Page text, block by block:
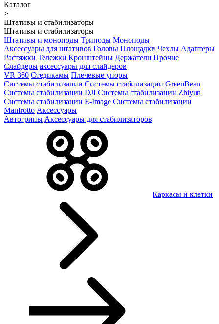
Каталог
>
Штативы и стабилизаторы
Штативы и стабилизаторы
Штативы и моноподы Триподы Моноподы
Аксессуары для штативов Головы Площадки Чехлы Адаптеры
Растяжки Тележки Кронштейны Держатели Прочие
Слайдеры аксессуары для слайдеров
VR 360 Стедикамы Плечевые упоры
Системы стабилизации Системы стабилизации GreenBean
Системы стабилизации DJI Системы стабилизации Zhiyun
Системы стабилизации E-Image Системы стабилизации
Manfrotto Аксессуары
Автогрипы Аксессуары для стабилизаторов
Каркасы и клетки